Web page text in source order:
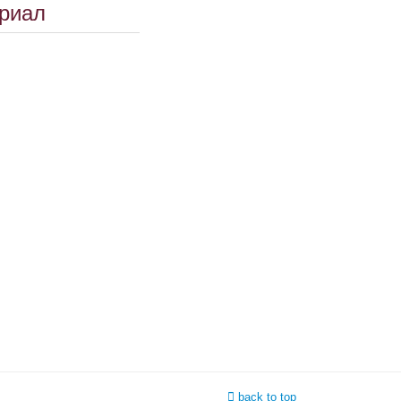
back to top